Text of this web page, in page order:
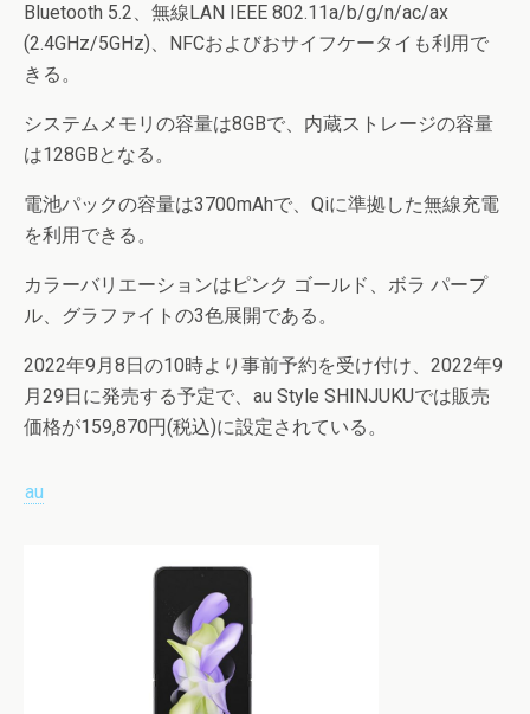
Bluetooth 5.2、無線LAN IEEE 802.11a/b/g/n/ac/ax
(2.4GHz/5GHz)、NFCおよびおサイフケータイも利用で
きる。
システムメモリの容量は8GBで、内蔵ストレージの容量
は128GBとなる。
電池パックの容量は3700mAhで、Qiに準拠した無線充電
を利用できる。
カラーバリエーションはピンク ゴールド、ボラ パープ
ル、グラファイトの3色展開である。
2022年9月8日の10時より事前予約を受け付け、2022年9
月29日に発売する予定で、au Style SHINJUKUでは販売
価格が159,870円(税込)に設定されている。
au